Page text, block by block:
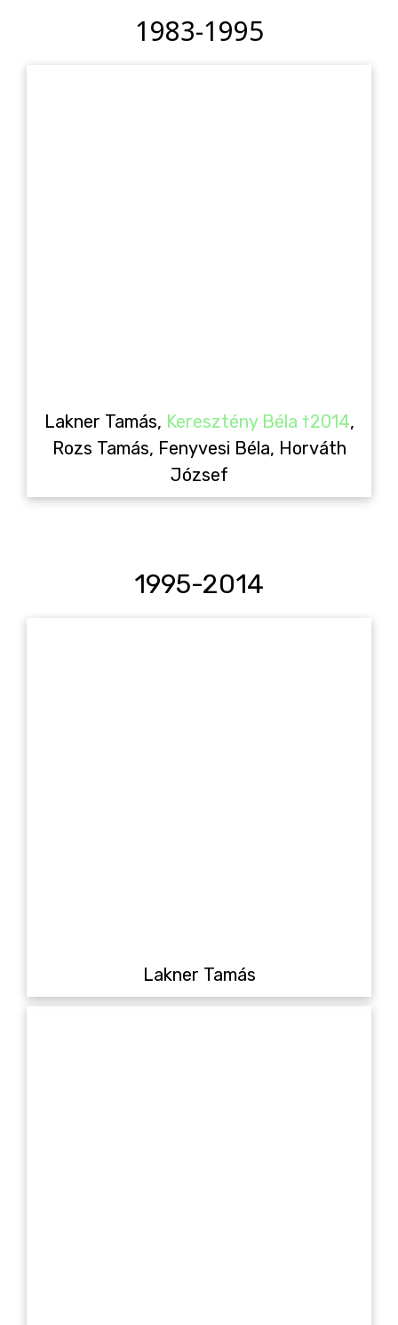
1983-1995
Lakner Tamás, Keresztény Béla †2014,
Rozs Tamás, Fenyvesi Béla, Horváth
József
1995-2014
Lakner Tamás